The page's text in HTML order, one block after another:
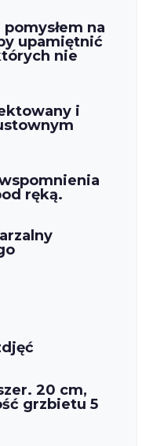
na
upamiętnić
nie
i
ręką.
20 cm,
grzbietu 5